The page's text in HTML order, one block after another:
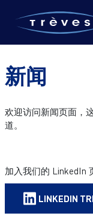
新闻
欢迎访问新闻页面，
道。
加入我们的 LinkedIn
LINKEDIN